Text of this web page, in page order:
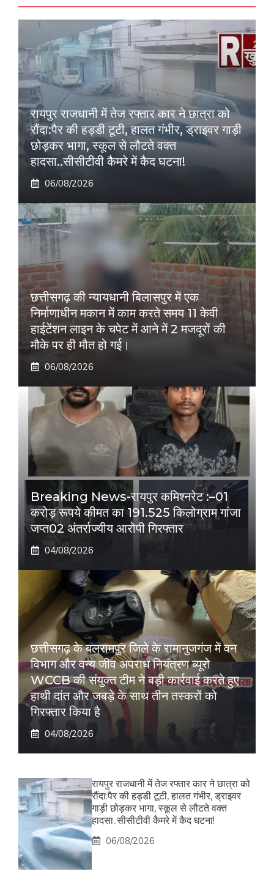
रायपुर राजधानी में तेज रफ्तार कार ने छात्रा को
रौंदा:पैर की हड्डी टूटी, हालत गंभीर, ड्राइवर गाड़ी
छोड़कर भागा, स्कूल से लौटते वक्त
हादसा..सीसीटीवी कैमरे में कैद घटना!
06/08/2026
छत्तीसगढ़ की न्यायधानी बिलासपुर में एक
निर्माणाधीन मकान में काम करते समय 11 केवी
हाईटेंशन लाइन के चपेट में आने में 2 मजदूरों की
मौके पर ही मौत हो गई।
06/08/2026
Breaking News-रायपुर कमिश्नरेट :–01
करोड़ रूपये कीमत का 191.525 किलोग्राम गांजा
जप्त02 अंतर्राज्यीय आरोपी गिरफ्तार
04/08/2026
छत्तीसगढ़ के बलरामपुर जिले के रामानुजगंज में वन
विभाग और वन्य जीव अपराध नियंत्रण ब्यूरो
WCCB की संयुक्त टीम ने बड़ी कार्रवाई करते हुए
हाथी दांत और जबड़े के साथ तीन तस्करों को
गिरफ्तार किया है
04/08/2026
रायपुर राजधानी में तेज रफ्तार कार ने छात्रा को
रौंदा:पैर की हड्डी टूटी, हालत गंभीर, ड्राइवर
गाड़ी छोड़कर भागा, स्कूल से लौटते वक्त
हादसा..सीसीटीवी कैमरे में कैद घटना!
06/08/2026